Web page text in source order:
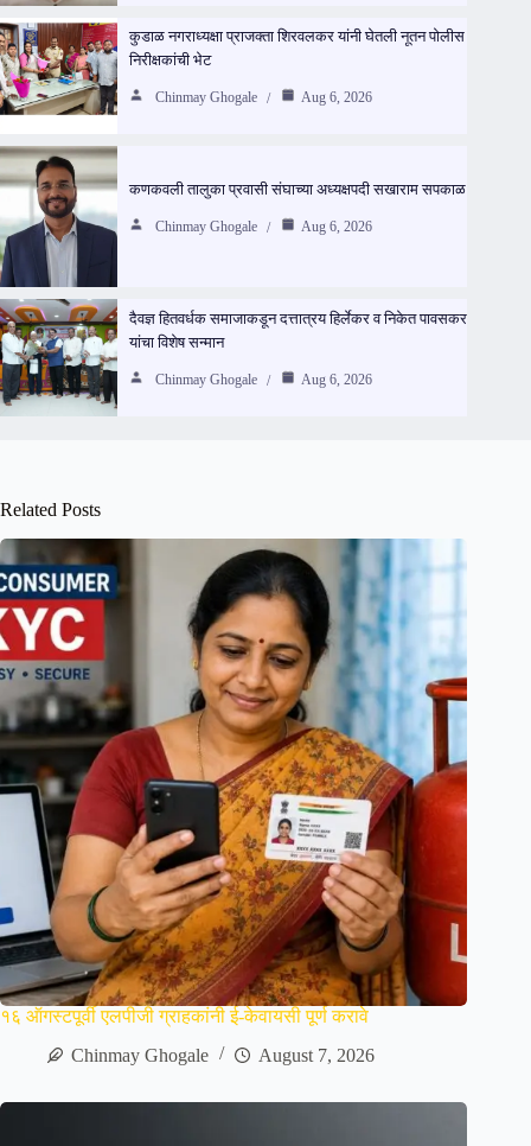
कुडाळ नगराध्यक्षा प्राजक्ता शिरवलकर यांनी घेतली नूतन पोलीस
निरीक्षकांची भेट
Chinmay Ghogale Aug 6, 2026
कणकवली तालुका प्रवासी संघाच्या अध्यक्षपदी सखाराम सपकाळ
Chinmay Ghogale Aug 6, 2026
दैवज्ञ हितवर्धक समाजाकडून दत्तात्रय हिर्लेकर व निकेत पावसकर
यांचा विशेष सन्मान
Chinmay Ghogale Aug 6, 2026
Related Posts
१६ ऑगस्टपूर्वी एलपीजी ग्राहकांनी ई-केवायसी पूर्ण करावे
Chinmay Ghogale
August 7, 2026